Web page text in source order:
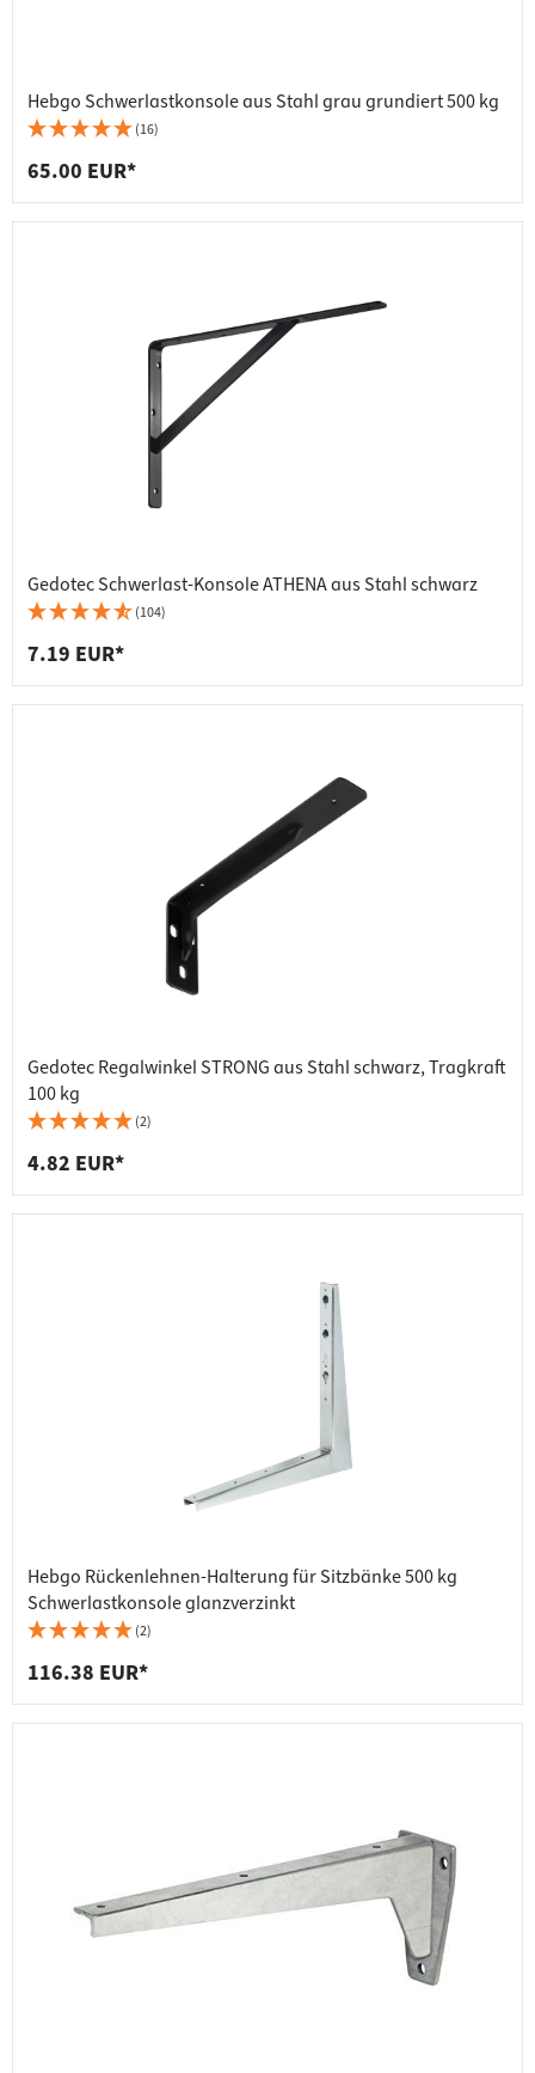
Hebgo Schwerlastkonsole aus Stahl grau grundiert 500 kg
(16)
65.00 EUR*
Gedotec Schwerlast-Konsole ATHENA aus Stahl schwarz
(104)
7.19 EUR*
Gedotec Regalwinkel STRONG aus Stahl schwarz, Tragkraft
100 kg
(2)
4.82 EUR*
Hebgo Rückenlehnen-Halterung für Sitzbänke 500 kg
Schwerlastkonsole glanzverzinkt
(2)
116.38 EUR*